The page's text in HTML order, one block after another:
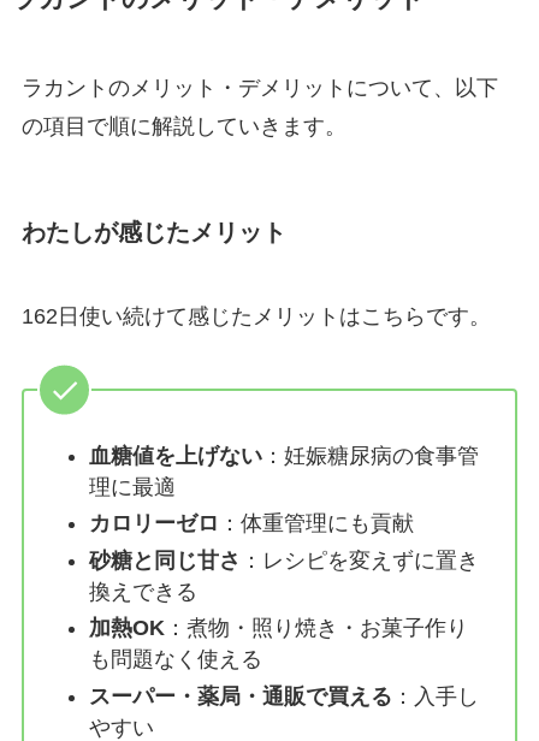
ラカントのメリット・デメリットについて、以下
の項目で順に解説していきます。
わたしが感じたメリット
162日使い続けて感じたメリットはこちらです。
血糖値を上げない：妊娠糖尿病の食事管
理に最適
カロリーゼロ ：体重管理にも貢献
砂糖と同じ甘さ ：レシピを変えずに置き
換えできる
加熱OK：煮物・照り焼き・お菓子作り
も問題なく使える
スーパー・薬局・通販で買える ：入手し
やすい